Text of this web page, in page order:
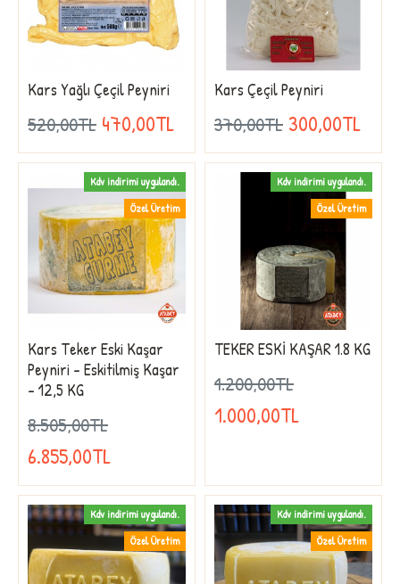
Kars Yağlı Çeçil Peyniri
520,00TL 470,00TL
Kars Çeçil Peyniri
370,00TL 300,00TL
Özel Üretim
Kdv indirimi uygulandı.
Kars Teker Eski Kaşar
Peyniri - Eskitilmiş Kaşar
- 12,5 KG
8.505,00TL
6.855,00TL
Özel Üretim
Kdv indirimi uygulandı.
TEKER ESKİ KAŞAR 1.8 KG
1.200,00TL
1.000,00TL
Özel Üretim
Kdv indirimi uygulandı.
Özel Üretim
Kdv indirimi uygulandı.